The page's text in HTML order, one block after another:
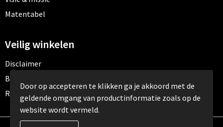
Matentabel
Veilig winkelen
Disclaimer
Betaalmethoden
Retourneren
Door op accepteren te klikken ga je akkoord met de
geldende omgang van productinformatie zoals op de
website wordt vermeld.